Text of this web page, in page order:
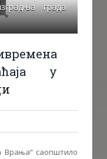
града
у
Врања“ саопштило